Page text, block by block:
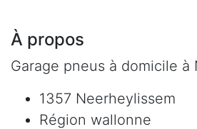
À propos
Garage pneus à domicile à
1357 Neerheylissem
Région wallonne